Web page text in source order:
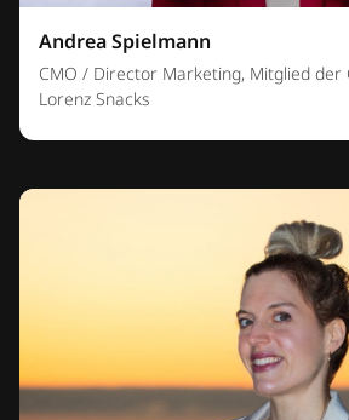
Andrea Spielmann
CMO / Director Marketing, Mitglied der
Lorenz Snacks